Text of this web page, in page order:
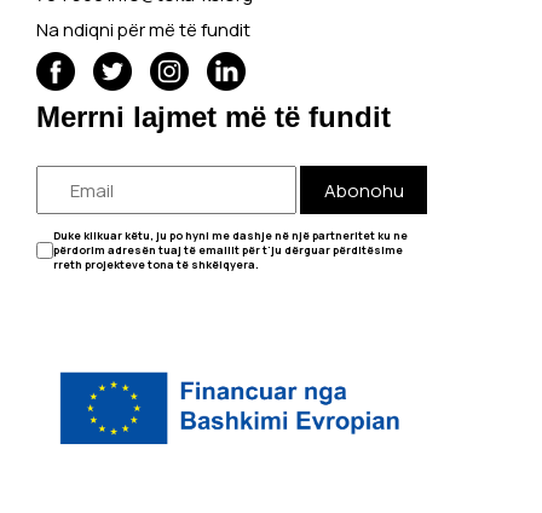
Na ndiqni për më të fundit
Merrni lajmet më të fundit
Abonohu
Duke klikuar këtu, ju po hyni me dashje në një partneritet ku ne
përdorim adresën tuaj të emailit për t'ju dërguar përditësime
rreth projekteve tona të shkëlqyera.